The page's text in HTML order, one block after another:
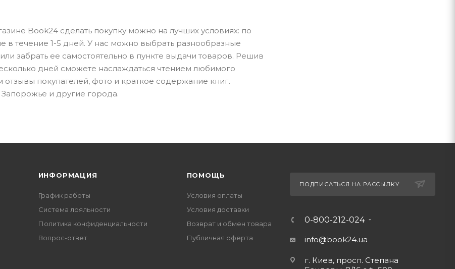
Book24 сделать покупку можно на лучших условиях: по
в течение 1-5 дней. У нас можно выбрать разнообразные
забрать ее самостоятельно в пункте выдачи товаров. Решив
дней сможете наслаждаться чтением любимого
покупателей, фото и краткое содержание книг.
и другие города.
ИНФОРМАЦИЯ
График работы
Система лояльности
Политика конфиденциальности
Вопрос-ответ
ПОМОЩЬ
Условия оплаты
Условия доставки
Возврат и обмен товара
Публичная оферта
ПОДПИСАТЬСЯ НА РАССЫЛКУ
0-800-212-024
info@book24.ua
г. Киев, просп. Степана